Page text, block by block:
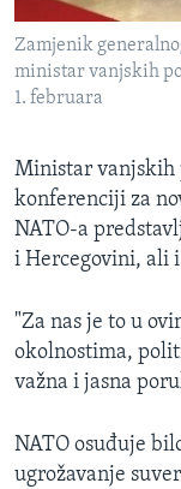
Zamjenik
ministar vanjskih
1. februara
Ministar vanjskih
konferenciji za
NATO-a
i Hercegovini, ali
"Za nas je to u
okolnostima,
važna i jasna
NATO osuđuje
ugrožavanje